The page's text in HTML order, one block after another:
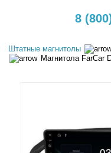
8
Штатные магнитолы
Магнитола FarCar